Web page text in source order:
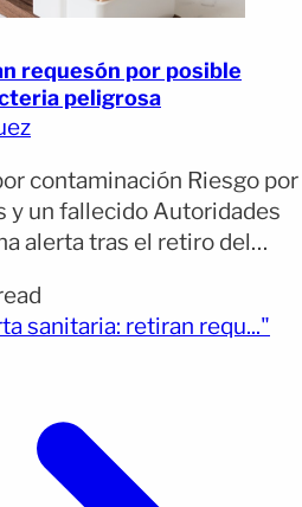
requesón por posible
peligrosa
contaminación Riesgo por
y un fallecido Autoridades
alerta tras el retiro del
La medida fue
Foods Latin Market Inc., que
sanitaria: retiran requ..."